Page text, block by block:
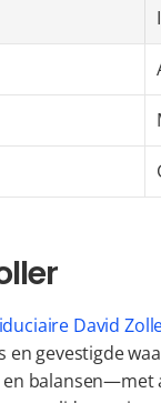
David
gevestigde
balansen—met